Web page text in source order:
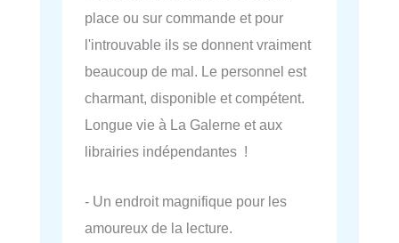
place ou sur commande et pour
l'introuvable ils se donnent vraiment
beaucoup de mal. Le personnel est
charmant, disponible et compétent.
Longue vie à La Galerne et aux
librairies indépendantes !
- Un endroit magnifique pour les
amoureux de la lecture.